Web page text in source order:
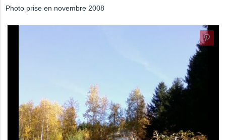
Photo prise en novembre 2008